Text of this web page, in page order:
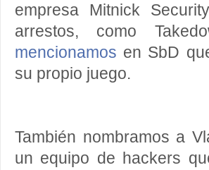
empresa Mitnick
arrestos, como
mencionamos en SbD
su propio juego.
También nombramos a
un equipo de hackers